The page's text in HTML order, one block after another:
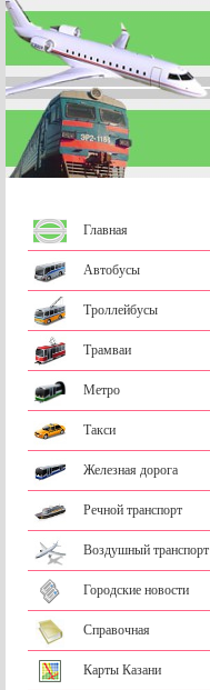
Главная
Автобусы
Троллейбусы
Трамваи
Метро
Такси
Железная дорога
Речной транспорт
Воздушный транспорт
Городские новости
Справочная
Карты Казани